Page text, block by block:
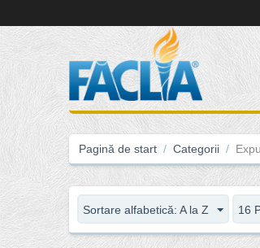
Pagină de start / Categorii /
Sortare alfabetică: A la Z 16